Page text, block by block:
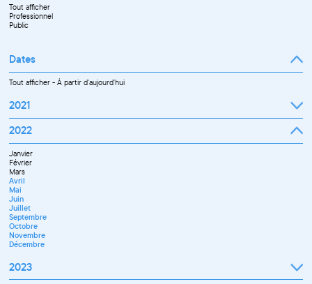
Tout afficher
Professionnel
Public
Dates
Tout afficher-À partir d'aujourd'hui
2021
Septembre
Novembre
Décembre
2022
Janvier
Février
Mars
Avril
Mai
Juin
Juillet
Septembre
Octobre
Novembre
Décembre
2023